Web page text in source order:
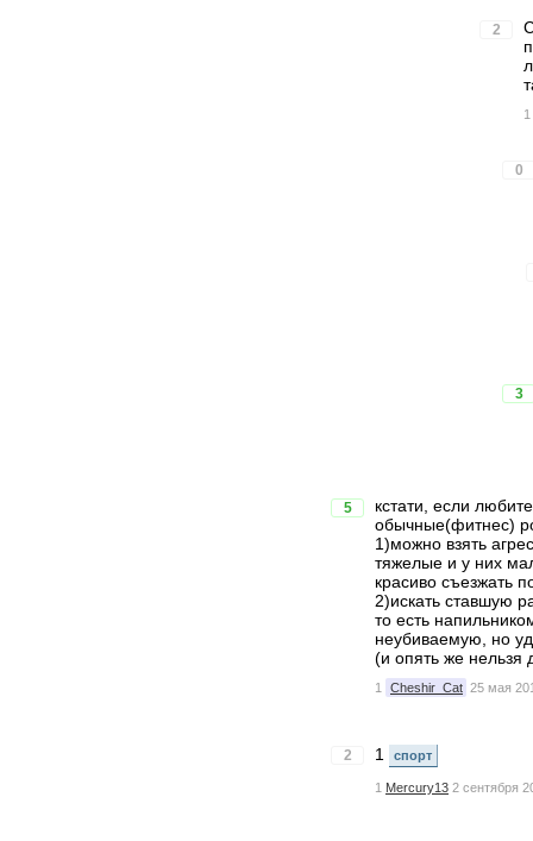
2
1
0
3
5
кстати, если
обычные(фитнес)
1)можно взять
тяжелые и у них
красиво съезжать
2)искать ставшую
то есть
неубиваемую, но
(и опять же нельзя
1 Cheshir_Cat 25 мая
2 1 спорт
1 Mercury13 2 сентября